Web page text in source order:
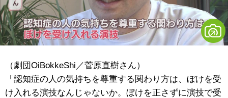
（劇団OiBokkeShi／菅原直樹さん）
「認知症の人の気持ちを尊重する関わり方は、ぼけを受
け入れる演技なんじゃないか。ぼけを正さずに演技で受